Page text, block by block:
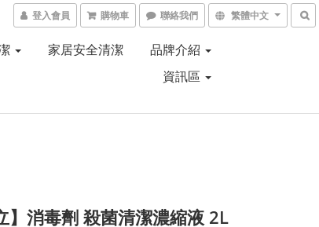
登入會員 購物車 聯絡我們 繁體中文
家居安全清潔
品牌介紹
資訊區
】消毒劑 殺菌清潔濃縮液 2L